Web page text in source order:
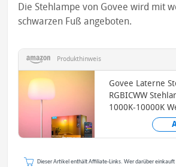
Die Stehlampe von Govee wird mit
schwarzen Fuß angeboten.
Produkthinweis
Govee Laterne
RGBICWW
1000K-10000K
Dieser Artikel enthält Affiliate-Links. Wer darüber einkauft